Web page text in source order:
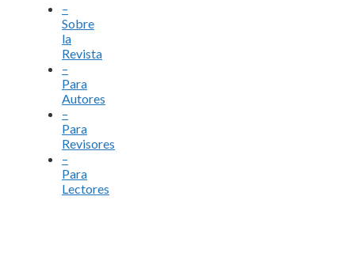
–
Sobre
la
Revista
–
Para
Autores
–
Para
Revisores
–
Para
Lectores